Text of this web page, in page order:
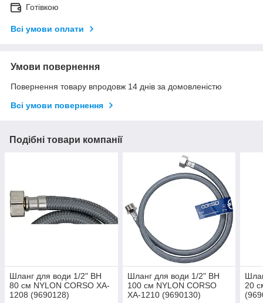
Готівкою
Всі умови оплати
Умови повернення
Повернення товару впродовж 14 днів за домовленістю
Всі умови повернення
Подібні товари компанії
Шланг для води 1/2" ВН
80 см NYLON CORSO XA-
1208 (9690128)
Шланг для води 1/2" ВН
100 см NYLON CORSO
XA-1210 (9690130)
20